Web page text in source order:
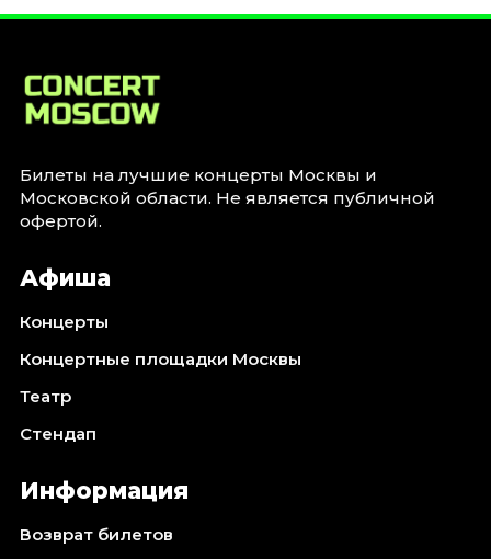
Август 2026
Сентябрь 2026
Ноябрь 2026
Декабрь 2026
Август 2026
Декабрь 2026
Январь 2027
Экскурсии
Октябрь 2026
Спорт
Билеты на лучшие концерты Москвы и
Московской области. Не является публичной
офертой.
Афиша
Концерты
Концертные площадки Москвы
Театр
Стендап
Информация
Возврат билетов